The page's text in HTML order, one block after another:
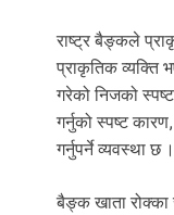
राष्ट्र बैङ्कले
प्राकृतिक व्यक्ति
गरेको निजको
गर्नुको स्पष्ट
गर्नुपर्ने व्यवस्था छ ।
बैङ्क खाता रोक्का